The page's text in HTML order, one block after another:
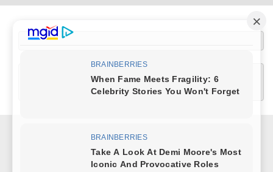
[wptelegram-join-channel link="https://t.me/+XlRMybUOlQUwZDUy" text="Join
COPYRIGHT © 2026ЗНАТИ.